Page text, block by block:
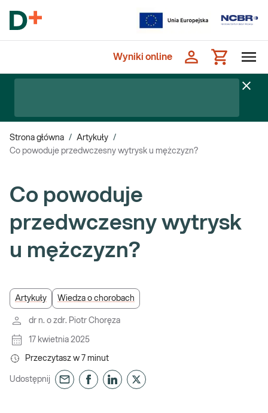
Wyniki online
Strona główna / Artykuły /
Co powoduje przedwczesny wytrysk u mężczyzn?
Co powoduje
przedwczesny wytrysk
u mężczyzn?
Artykuły Wiedza o chorobach
dr n. o zdr. Piotr Choręza
17 kwietnia 2025
Przeczytasz w 7 minut
Udostępnij